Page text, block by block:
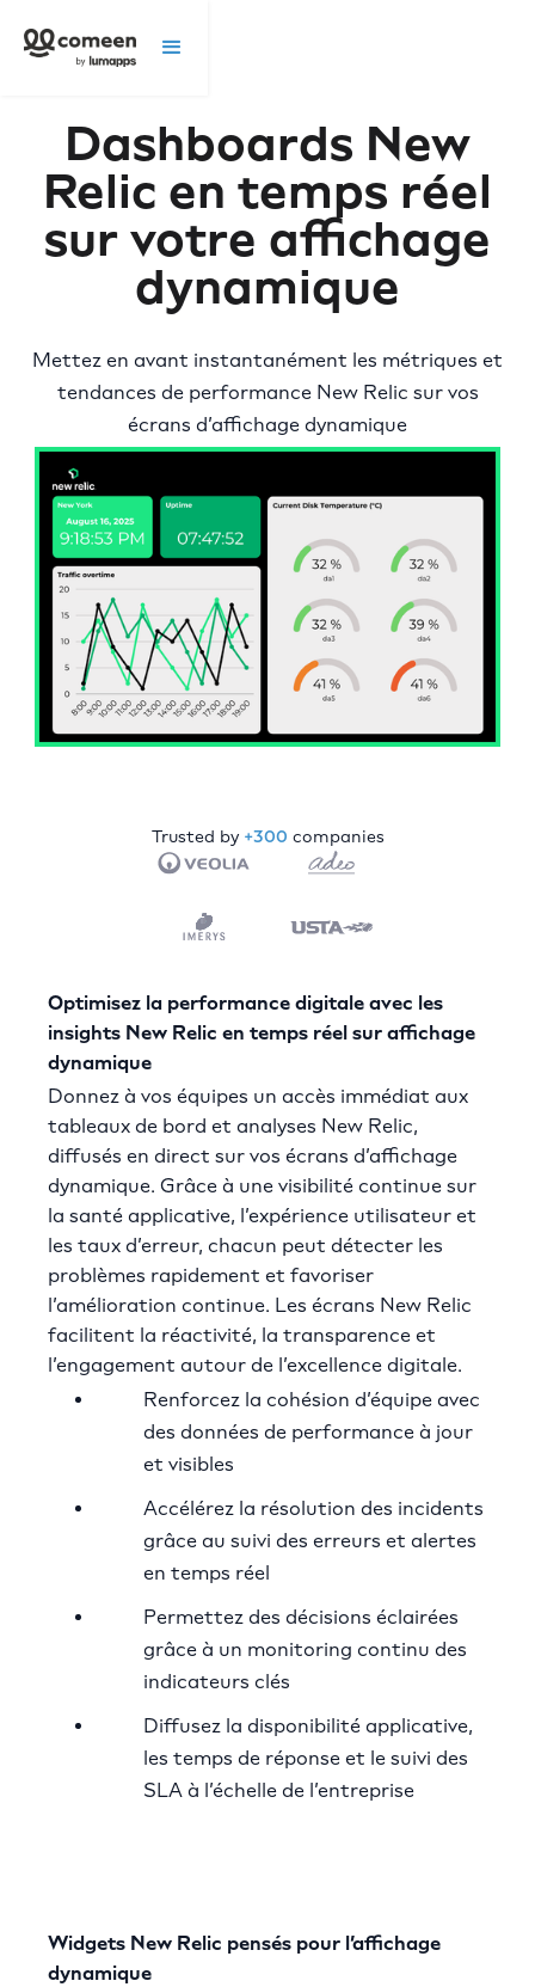
Dashboards New
Relic en temps réel
sur votre affichage
dynamique
Mettez en avant instantanément les métriques et
tendances de performance New Relic sur vos
écrans d’affichage dynamique
Trusted by +300 companies
Optimisez la performance digitale avec les
insights New Relic en temps réel sur affichage
dynamique
Donnez à vos équipes un accès immédiat aux
tableaux de bord et analyses New Relic,
diffusés en direct sur vos écrans d’affichage
dynamique. Grâce à une visibilité continue sur
la santé applicative, l’expérience utilisateur et
les taux d’erreur, chacun peut détecter les
problèmes rapidement et favoriser
l’amélioration continue. Les écrans New Relic
facilitent la réactivité, la transparence et
l’engagement autour de l’excellence digitale.
Renforcez la cohésion d’équipe avec
des données de performance à jour
et visibles
Accélérez la résolution des incidents
grâce au suivi des erreurs et alertes
en temps réel
Permettez des décisions éclairées
grâce à un monitoring continu des
indicateurs clés
Diffusez la disponibilité applicative,
les temps de réponse et le suivi des
SLA à l’échelle de l’entreprise
Widgets New Relic pensés pour l’affichage
dynamique